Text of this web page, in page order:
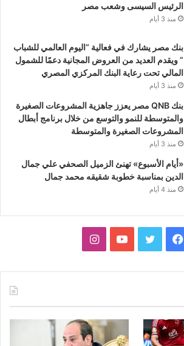
الرئيس السيسى وشعب مصر
منذ 3 أيام
بنك مصر يشارك في فعالية “اليوم العالمي للشباب
” ويقدم العديد من العروض المجانية دعمًا للشمول
المالي تحت رعاية البنك المركزي المصري
منذ 3 أيام
بنك QNB مصر يعزز جاهزية المشروعات الصغيرة
والمتوسطة للنمو والتوسع من خلال برنامج أبطال
المشروعات الصغيرة والمتوسطة
منذ 3 أيام
«أيام الأسبوع» تهنئ الزميل الصحفي علي جمال
الدين بمناسبة خطوبة شقيقه محمد جمال
منذ 4 أيام
فيسبوك تويتر يوتيوبانستقرام